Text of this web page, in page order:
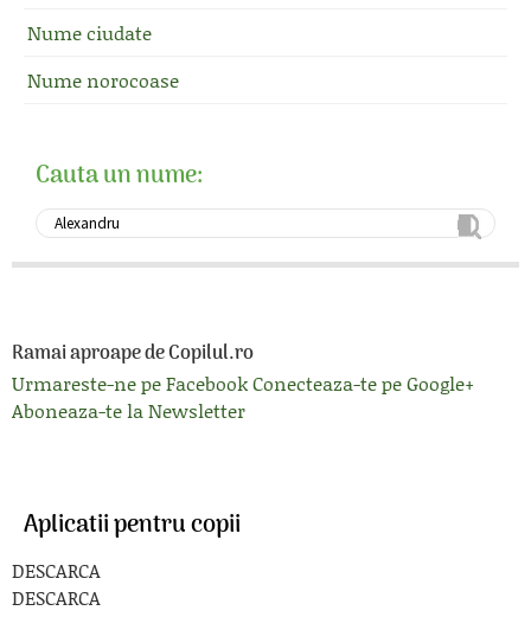
Nume ciudate
Nume norocoase
Cauta un nume:
Ramai aproape de Copilul.ro
Urmareste-ne pe FacebookConecteaza-te pe Google+
Aboneaza-te la Newsletter
Aplicatii pentru copii
DESCARCA
DESCARCA